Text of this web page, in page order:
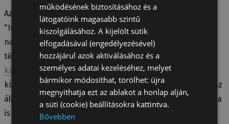
Az Isabell Seat, vagyis
"Isabell ülés" jellemzője a
nagyon keskeny és mély középrészű ülés. Az Equigrip
térdtámaszokkal hangsúlyos az ún.close contact
kapcsolat. A süllyesztett a kengyelszíj csatornának
köszönhetően nincs a lovas lába útjában a kengyelszíj, az
állítható Y hevederezéssel pedig a nyereg eleje és hátulja
is külön rögzíthető. Az ergonomikus kengyellakat nem
működésének biztosításához és a
látogatóink magasabb szintű
kiszolgálásához. A kijelölt sütik
elfogadásával (engedélyezésével)
hozzájárul azok aktiválásához és a
személyes adatai kezeléséhez, melyet
bármikor módosíthat, törölhet: újra
megnyithatja ezt az ablakot a honlap alján,
a süti (cookie) beállításokra kattintva.
Bővebben